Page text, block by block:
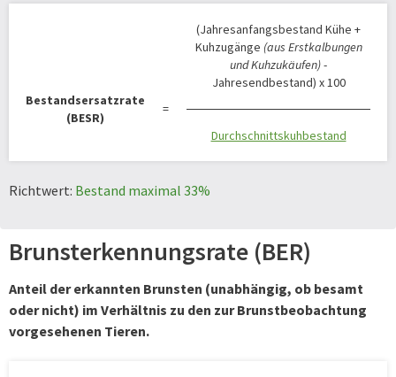
(Jahresanfangsbestand Kühe +
Kuhzugänge (aus Erstkalbungen
und Kuhzukäufen)-
Jahresendbestand) x 100
Bestandsersatzrate
(BESR)
=
Durchschnittskuhbestand
Richtwert: Bestand maximal 33%
Brunsterkennungsrate (BER)
Anteil der erkannten Brunsten (unabhängig, ob besamt
oder nicht) im Verhältnis zu den zur Brunstbeobachtung
vorgesehenen Tieren.